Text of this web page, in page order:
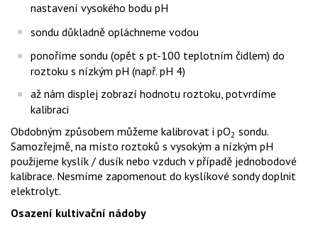
nastavení vysokého bodu pH
sondu důkladně opláchneme vodou
ponoříme sondu (opět s pt-100 teplotním čidlem) do
roztoku s nízkým pH (např. pH 4)
až nám displej zobrazí hodnotu roztoku, potvrdíme
kalibraci
Obdobným způsobem můžeme kalibrovat i pO2 sondu.
Samozřejmě, na místo roztoků s vysokým a nízkým pH
použijeme kyslík / dusík nebo vzduch v případě jednobodové
kalibrace. Nesmíme zapomenout do kyslíkové sondy doplnit
elektrolyt.
Osazení kultivační nádoby